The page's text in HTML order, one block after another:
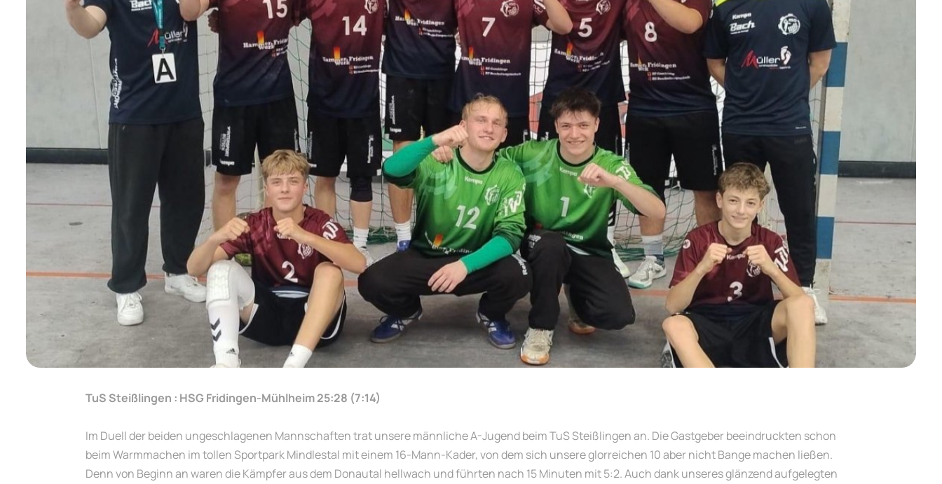
TuS Steißlingen : HSG Fridingen-Mühlheim 25:28 (7:14)
Im Duell der beiden ungeschlagenen Mannschaften trat unsere männliche A-Jugend beim TuS Steißlingen an. Die Gastgeber beeindruckten schon
beim Warmmachen im tollen Sportpark Mindlestal mit einem 16-Mann-Kader, von dem sich unsere glorreichen 10 aber nicht Bange machen ließen.
Denn von Beginn an waren die Kämpfer aus dem Donautal hellwach und führten nach 15 Minuten mit 5:2. Auch dank unseres glänzend aufgelegten